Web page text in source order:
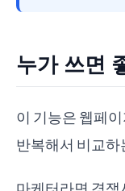
누가 쓰면
이 기능은 웹페
반복해서 비교하